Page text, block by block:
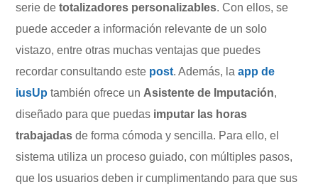
serie detotalizadores personalizables. Con ellos, se
puede acceder a información relevante de un solo
vistazo, entre otras muchas ventajas que puedes
recordar consultando este post. Además, laapp de
iusUp también ofrece un Asistente de Imputación,
diseñado para que puedas imputar las horas
trabajadas de forma cómoda y sencilla. Para ello, el
sistema utiliza un proceso guiado, con múltiples pasos,
que los usuarios deben ir cumplimentando para que sus